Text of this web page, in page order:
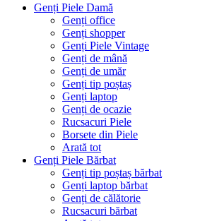
Genți Piele Damă
Genți office
Genți shopper
Genți Piele Vintage
Genți de mână
Genți de umăr
Genți tip poștaș
Genți laptop
Genți de ocazie
Rucsacuri Piele
Borsete din Piele
Arată tot
Genți Piele Bărbat
Genți tip poștaș bărbat
Genți laptop bărbat
Genți de călătorie
Rucsacuri bărbat